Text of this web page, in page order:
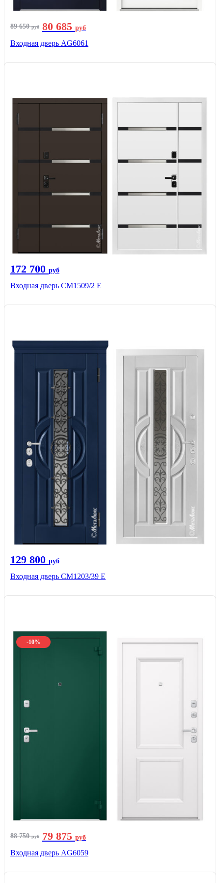
89 650руб 80 685 руб
Входная дверь AG6061
172 700 руб
Входная дверь CМ1509/2 Е
129 800 руб
Входная дверь СМ1203/39 E
-10%
88 750руб 79 875 руб
Входная дверь AG6059